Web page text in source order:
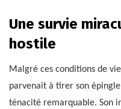
Une survie
hostile
Malgré ces conditions de
parvenait à tirer son
ténacité remarquable. Son